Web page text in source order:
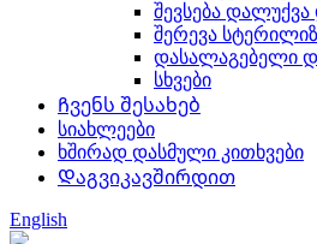
შევსება
შერევა
დასალაგებელი
სხვები
Ჩვენს შესახებ
სიახლეები
ხშირად დასმული კითხვები
Დაგვიკავშირდით
English